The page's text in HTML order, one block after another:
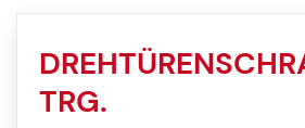
TRG.